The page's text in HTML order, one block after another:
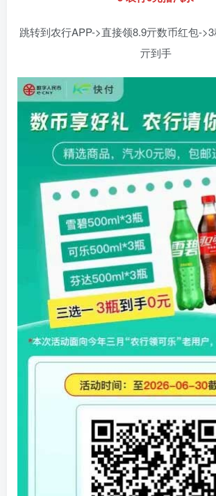
跳转到农行APP->直接领8.9亓数币红包-
亓到手